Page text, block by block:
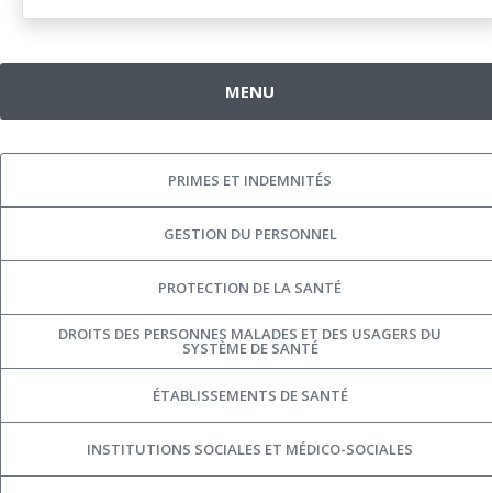
MENU
PRIMES ET INDEMNITÉS
GESTION DU PERSONNEL
PROTECTION DE LA SANTÉ
DROITS DES PERSONNES MALADES ET DES USAGERS DU
SYSTÈME DE SANTÉ
ÉTABLISSEMENTS DE SANTÉ
INSTITUTIONS SOCIALES ET MÉDICO-SOCIALES